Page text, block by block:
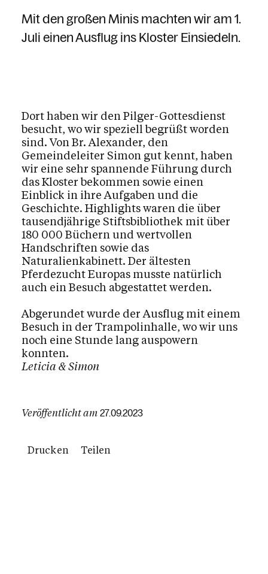
Mit den großen Minis machten wir am 1.
Juli einen Ausflug ins Kloster Einsiedeln.
Dort haben wir den Pilger-Gottesdienst
besucht, wo wir speziell begrüßt worden
sind. Von Br. Alexander, den
Gemeindeleiter Simon gut kennt, haben
wir eine sehr spannende Führung durch
das Kloster bekommen sowie einen
Einblick in ihre Aufgaben und die
Geschichte. Highlights waren die über
tausendjährige Stiftsbibliothek mit über
180 000 Büchern und wertvollen
Handschriften sowie das
Naturalienkabinett. Der ältesten
Pferdezucht Europas musste natürlich
auch ein Besuch abgestattet werden.
Abgerundet wurde der Ausflug mit einem
Besuch in der Trampolinhalle, wo wir uns
noch eine Stunde lang auspowern
konnten.
Leticia & Simon
Veröffentlicht am 27.09.2023
Drucken Teilen